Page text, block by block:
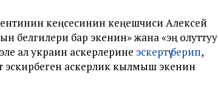
кеңсесинин кеңешчиси Алексей
белгилери бар экенин» жана «эң олуттуу
ал украин аскерлерине эскертүү берип,
эскирбеген аскерлик кылмыш экенин